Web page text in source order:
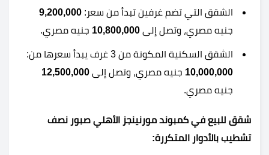
الشقق التي تضم غرفين تبدأ من سعر: 9,200,000
جنيه مصري، وتصل إلى 10,800,000 جنيه مصري.
الشقق السكنية المكونة من 3 غرف يبدأ سعرها من:
10,000,000 جنيه مصري، وتصل إلى 12,500,000
جنيه مصري.
شقق للبيع في كمبوند مورنينجز الأهلي صبور نصف
تشطيب بالأدوار المتكررة: